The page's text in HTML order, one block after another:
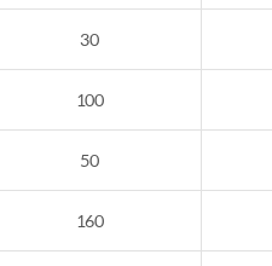
30
100
50
160